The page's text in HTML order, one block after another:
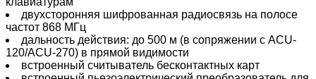
двухсторонняя шифрованная радиосвязь на полосе
частот 868 МГц
дальность действия: до 500 м (в сопряжении с ACU-
120/ACU-270) в прямой видимости
встроенный считыватель бесконтактных карт